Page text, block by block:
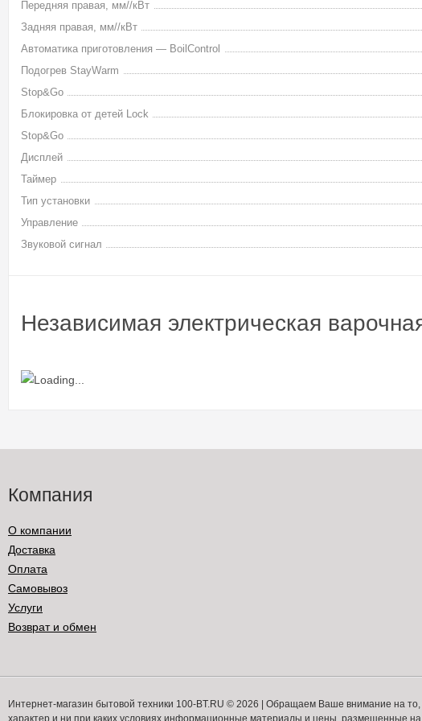
Передняя правая, мм//кВт
Задняя правая, мм//кВт
Автоматика приготовления — BoilControl
Подогрев StayWarm
Stop&Go
Блокировка от детей Lock
Stop&Go
Дисплей
Таймер
Тип установки
Управление
Звуковой сигнал
Независимая электрическая
Компания
О компании
Доставка
Оплата
Самовывоз
Услуги
Возврат и обмен
Интернет-магазин бытовой техники 100-BT.RU © 2026 | Обращаем Ваше внимание на
характер и ни при каких условиях информационные материалы и цены, размещенные